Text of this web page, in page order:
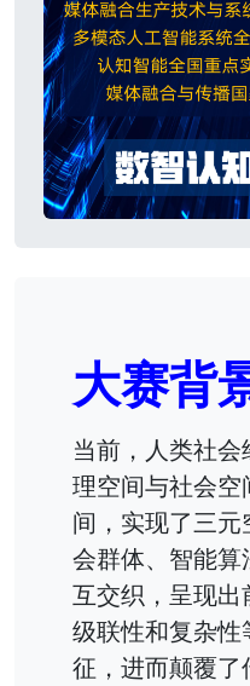
大赛背
当前，人类社
理空间与社会
间，实现了三
会群体、智能
互交织，呈现出
级联性和复杂
征，进而颠覆